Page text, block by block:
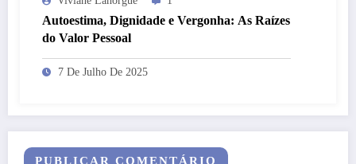
Autoestima, Dignidade e Vergonha: As Raízes
do Valor Pessoal
7 De Julho De 2025
PUBLICAR COMENTÁRIO